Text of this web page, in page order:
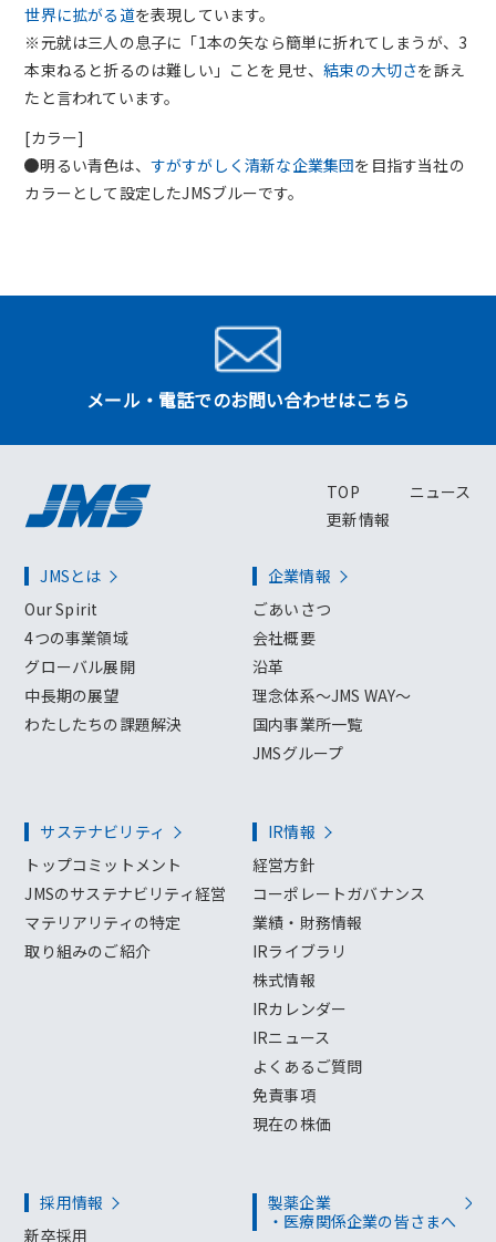
世界に拡がる道を表現しています。
※元就は三人の息子に「1本の矢なら簡単に折れてしまうが、3
本束ねると折るのは難しい」ことを見せ、結束の大切さを訴え
たと言われています。
[カラー]
明るい青色は、 すがすがしく清新な企業集団を目指す当社の
カラーとして設定したJMSブルーです。
メール・電話でのお問い合わせはこちら
TOP
ニュース
更新情報
JMSとは
Our Spirit
4つの事業領域
グローバル展開
中長期の展望
わたしたちの課題解決
企業情報
ごあいさつ
会社概要
沿革
理念体系～JMS WAY～
国内事業所一覧
JMSグループ
サステナビリティ
トップコミットメント
JMSのサステナビリティ経営
マテリアリティの特定
取り組みのご紹介
IR情報
経営方針
コーポレートガバナンス
業績・財務情報
IRライブラリ
株式情報
IRカレンダー
IRニュース
よくあるご質問
免責事項
現在の株価
採用情報
新卒採用
製薬企業
・医療関係企業の皆さまへ